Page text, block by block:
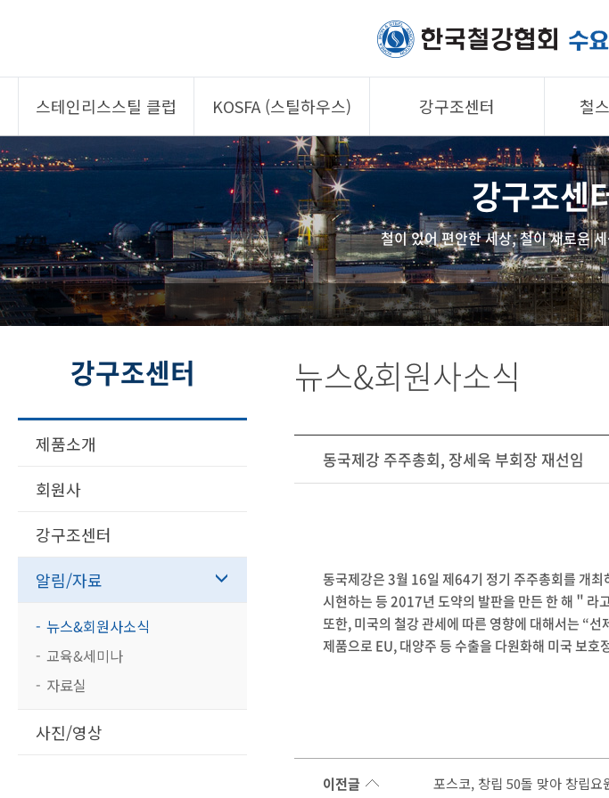
스테인리스스틸 클럽
제품소개
클럽 소개
정보/자문
사진/영상
제품 기획안 상시
공모
KOSFA (스틸하우스)
제품소개
회원사
KOSFA
알림/자료
사진/영상
강구조센터
제품소개
강구조센터
알림/자료
사진/영상
철
제
회
철
알
사
강구조센
철이 있어 편안한 세상, 철이 새로운
강구조센터
제품소개
회원사
강구조센터
알림/자료
뉴스&회원사소식
교육&세미나
자료실
사진/영상
뉴스&회원사소식
동국제강 주주총회, 장세욱 부회장 재선임
동국제강은 3월 16일 제64기 정기 주주총회를 개
시현하는 등 2017년 도약의 발판을 만든 한 해＂라
또한, 미국의 철강 관세에 따른 영향에 대해서는 “
제품으로 EU, 대양주 등 수출을 다원화해 미국 보
이전글 포스코, 창립 50돌 맞아 창립요